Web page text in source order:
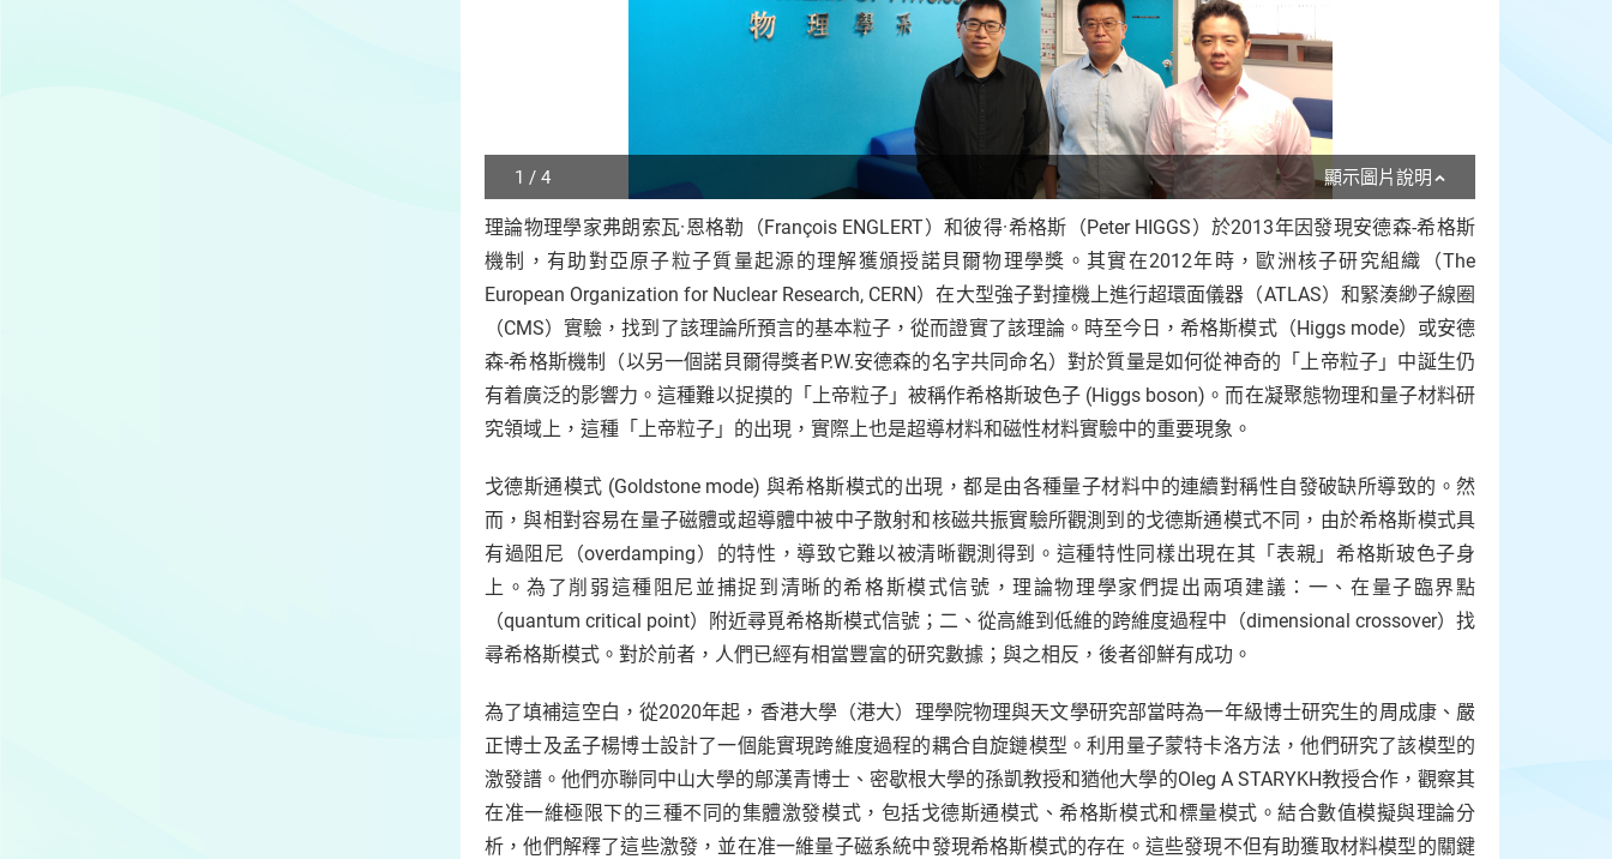
1 / 4
Play
/
the
顯示圖片說明
理論物理學家弗朗索瓦·恩格勒（François ENGLERT）和彼得·希格斯（Peter HIGGS）於2013年因發現安德森-希格斯
機制，有助對亞原子粒子質量起源的理解獲頒授諾貝爾物理學獎。其實在2012年時，歐洲核子研究組織（The
European Organization for Nuclear Research, CERN）在大型強子對撞機上進行超環面儀器（ATLAS）和緊湊緲子線圈
（CMS）實驗，找到了該理論所預言的基本粒子，從而證實了該理論。時至今日，希格斯模式（Higgs mode）或安德
森-希格斯機制（以另一個諾貝爾得獎者P.W.安德森的名字共同命名）對於質量是如何從神奇的「上帝粒子」中誕生仍
有着廣泛的影響力。這種難以捉摸的「上帝粒子」被稱作希格斯玻色子 (Higgs boson)。而在凝聚態物理和量子材料研
究領域上，這種「上帝粒子」的出現，實際上也是超導材料和磁性材料實驗中的重要現象。
戈德斯通模式 (Goldstone mode) 與希格斯模式的出現，都是由各種量子材料中的連續對稱性自發破缺所導致的。然
而，與相對容易在量子磁體或超導體中被中子散射和核磁共振實驗所觀測到的戈德斯通模式不同，由於希格斯模式具
有過阻尼（overdamping）的特性，導致它難以被清晰觀測得到。這種特性同樣出現在其「表親」希格斯玻色子身
上。為了削弱這種阻尼並捕捉到清晰的希格斯模式信號，理論物理學家們提出兩項建議：一、在量子臨界點
（quantum critical point）附近尋覓希格斯模式信號；二、從高維到低維的跨維度過程中（dimensional crossover）找
尋希格斯模式。對於前者，人們已經有相當豐富的研究數據；與之相反，後者卻鮮有成功。
為了填補這空白，從2020年起，香港大學（港大）理學院物理與天文學研究部當時為一年級博士研究生的周成康、嚴
正博士及孟子楊博士設計了一個能實現跨維度過程的耦合自旋鏈模型。利用量子蒙特卡洛方法，他們研究了該模型的
激發譜。他們亦聯同中山大學的鄔漢青博士、密歇根大學的孫凱教授和猶他大學的Oleg A STARYKH教授合作，觀察其
在准一維極限下的三種不同的集體激發模式，包括戈德斯通模式、希格斯模式和標量模式。結合數值模擬與理論分
析，他們解釋了這些激發，並在准一維量子磁系統中發現希格斯模式的存在。這些發現不但有助獲取材料模型的關鍵